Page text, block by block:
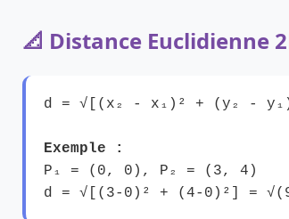
📐 Distance Euclidienne
d = √[(x₂ - x₁)² + (y₂ -
Exemple :
P₁ = (0, 0), P₂ = (3, 4)
d = √[(3-0)² + (4-0)²] =